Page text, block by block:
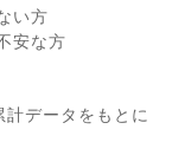
い方
安な方
データをもとに